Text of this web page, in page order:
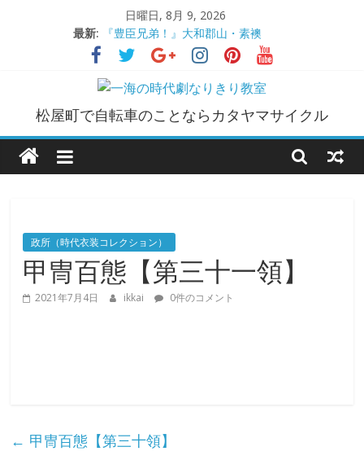
ッ
日曜日, 8月 9, 2026
最新:
『豊臣兄弟！』大和郡山・素襖
大和郡山城
手作り甲冑奮闘記【黒糸縅胴丸鎧】
●大和郡山城（『豊臣兄弟！』企画）
大阪城オフ会・2026年ＧＷ
一
海
時
代
り
松屋町で自転車のことならカタヤマサイクル
政所（時代衣装コレクション）
甲冑百態【第三十一領】
2021年7月4日 ikkai 0件のコメント
← 甲冑百態【第三十領】